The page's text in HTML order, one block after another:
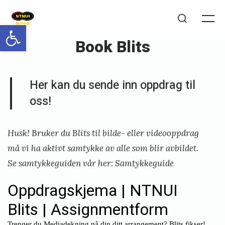
Open toolbar
content
Book Blits
Posted
P
b
l
i
s
e
d
Her kan du sende inn oppdrag til
oss!
Husk! Bruker du Blits til bilde- eller videooppdrag
må vi ha aktivt samtykke av alle som blir avbildet.
Se samtykkeguiden vår her: Samtykkeguide